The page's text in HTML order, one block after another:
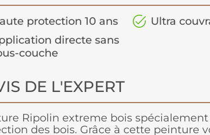
protection 10 ans
Ultra
directe sans
couche
DE L'EXPERT
Ripolin extreme bois
des bois. Grâce à cette peinture